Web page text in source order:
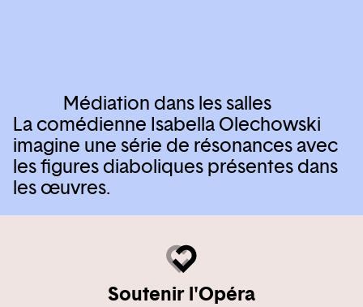
Médiation dans les salles
La comédienne Isabella Olechowski
imagine une série de résonances avec
les figures diaboliques présentes dans
les œuvres.
Soutenir l'Opéra